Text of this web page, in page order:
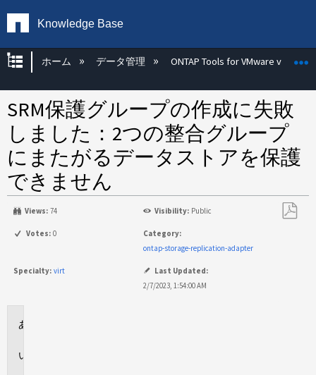
Knowledge Base
グローバル階層を展開/折りたたむ
ホーム データ管理 ONTAP Tools for VMware vSphere
SRM保護グループの作成に失敗
しました：2つの整合グループ
にまたがるデータストアを保護
できません
Views: 74 Visibility: Public
Votes: 0
Category:
ontap-storage-replication-adapter
Specialty: virt
Last Updated:
2/7/2023, 1:54:00 AM